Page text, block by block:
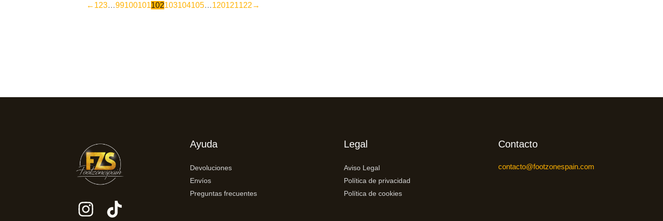
← 123…99100101102103104105…120121122 →
Ayuda
Devoluciones
Envíos
Preguntas frecuentes
Legal
Aviso Legal
Política de privacidad
Política de cookies
Contacto
contacto@footzonespain.com